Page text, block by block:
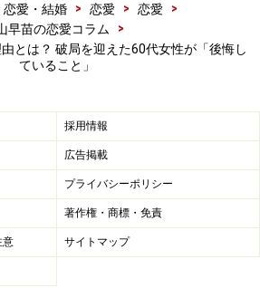
人で住むには狭過ぎる。でも彼は
ちは古くて汚いから』って。とり
のだけ持って越してきたんです。小
、二人とも一人暮らしが長くて、
ている。それがまったく合わなか
イライラ
て散歩、その後朝食をゆっくりと
で習字やヨガを習い、図書館で子
恋愛・結婚 > 恋愛 > 恋愛
>
早苗の恋愛コラム
>
とは？ 破局を迎えた60代女性が「後悔し
ていること」
採用情報
広告掲載
プライバシーポリシー
著作権・商標・免責
意 サイトマップ